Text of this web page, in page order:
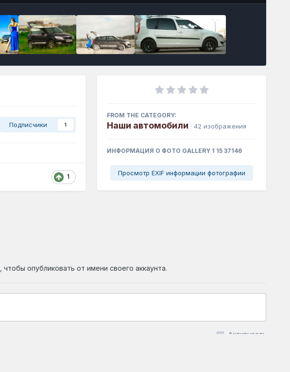
Подписчики 1
1
FROM THE CATEGORY:
Наши автомобили · 42 изображения
ИНФОРМАЦИЯ О ФОТО GALLERY 1 15 37146
Просмотр EXIF информации фотографии
, чтобы опубликовать от имени своего аккаунта.
Активность